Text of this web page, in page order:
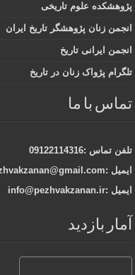
پژوهشکده علوم تاریخی
انجمن زنان پژوهشگر تاریخ ایران
انجمن ایرانی تاریخ
تلگرام پژواک زنان در تاریخ
تماس با ما
تلفن تماس :09122114316
ایمیل :pezhvakzanan@gmail.com
ایمیل :info@pezhvakzanan.ir
آمار بازدید